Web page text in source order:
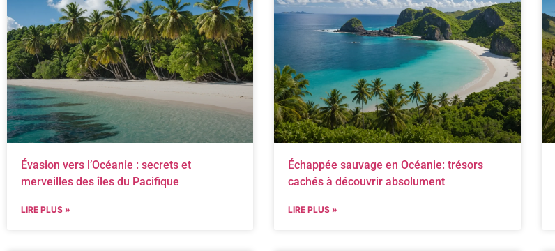
Évasion vers l’Océanie : secrets et
merveilles des îles du Pacifique
LIRE PLUS »
Échappée sauvage en Océanie: trésors
cachés à découvrir absolument
LIRE PLUS »